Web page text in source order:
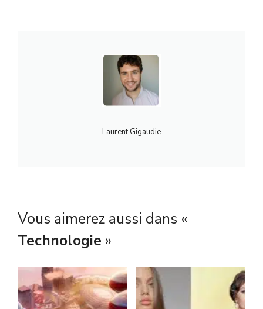
Laurent Gigaudie
Vous aimerez aussi dans «
Technologie »